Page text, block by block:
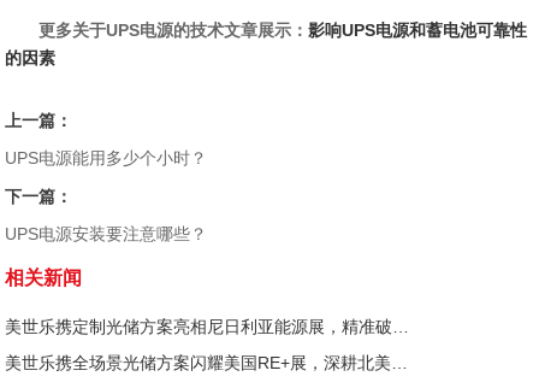
更多关于UPS电源的技术文章展示：影响UPS电源和蓄电池可靠性
的因素
上一篇：
UPS电源能用多少个小时？
下一篇：
UPS电源安装要注意哪些？
相关新闻
美世乐携定制光储方案亮相尼日利亚能源展，精准破解西非用电难题
美世乐携全场景光储方案闪耀美国RE+展，深耕北美赋能零碳转型